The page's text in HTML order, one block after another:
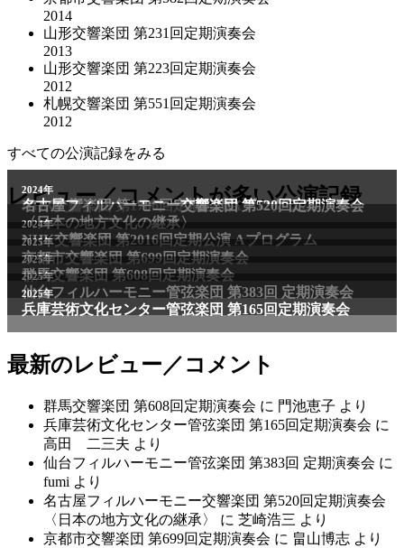
2014
山形交響楽団 第231回定期演奏会
2013
山形交響楽団 第223回定期演奏会
2012
札幌交響楽団 第551回定期演奏会
2012
すべての公演記録をみる
レビュー／コメントが多い公演記録
2011年
NHK交響楽団 第1706回定期公演Aプログラム
2024年
名古屋フィルハーモニー交響楽団 第520回定期演奏会
〈日本の地方文化の継承〉
2024年
NHK交響楽団 第2016回定期公演 Aプログラム
2025年
京都市交響楽団 第699回定期演奏会
2025年
群馬交響楽団 第608回定期演奏会
2025年
仙台フィルハーモニー管弦楽団 第383回 定期演奏会
2025年
兵庫芸術文化センター管弦楽団 第165回定期演奏会
最新のレビュー／コメント
群馬交響楽団 第608回定期演奏会 に 門池恵子 より
兵庫芸術文化センター管弦楽団 第165回定期演奏会 に
高田 二三夫 より
仙台フィルハーモニー管弦楽団 第383回 定期演奏会 に
fumi より
名古屋フィルハーモニー交響楽団 第520回定期演奏会
〈日本の地方文化の継承〉
に 芝崎浩三 より
京都市交響楽団 第699回定期演奏会 に 畠山博志 より